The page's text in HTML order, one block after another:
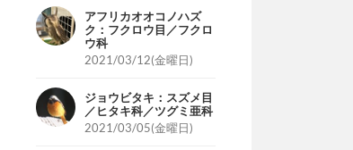
アフリカオオコノハズ
ク：フクロウ目／フクロ
ウ科
2021/03/12(金曜日)
ジョウビタキ：スズメ目
／ヒタキ科／ツグミ亜科
2021/03/05(金曜日)